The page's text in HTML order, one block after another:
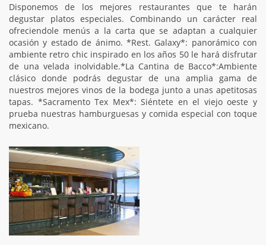
Disponemos de los mejores restaurantes que te harán
degustar platos especiales. Combinando un carácter real
ofreciendole menús a la carta que se adaptan a cualquier
ocasión y estado de ánimo. *Rest. Galaxy*: panorámico con
ambiente retro chic inspirado en los años 50 le hará disfrutar
de una velada inolvidable.*La Cantina de Bacco*:Ambiente
clásico donde podrás degustar de una amplia gama de
nuestros mejores vinos de la bodega junto a unas apetitosas
tapas. *Sacramento Tex Mex*: Siéntete en el viejo oeste y
prueba nuestras hamburguesas y comida especial con toque
mexicano.